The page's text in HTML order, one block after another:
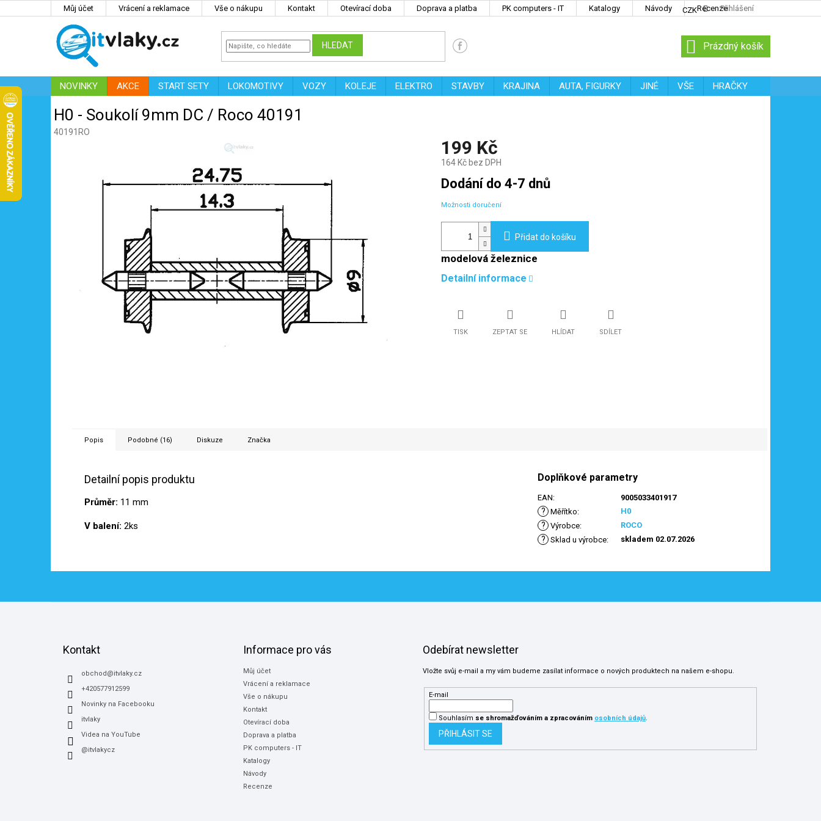
Můj účet Vrácení a reklamace Vše o nákupu Kontakt Otevírací doba Doprava a platba PK computers - IT Katalogy Návody Recenze
CZK Přihlášení
HLEDAT
NÁKUPNÍ
KOŠÍK
Prázdný košík
NOVINKY AKCE START SETY LOKOMOTIVY VOZY KOLEJE ELEKTRO STAVBY KRAJINA AUTA, FIGURKY JINÉ VŠE
HRAČKY
H0 - Soukolí 9mm DC / Roco 40191
40191RO
199 Kč
164 Kč bez DPH
Měrná
cena:
Dodání do 4-7 dnů
Možnosti doručení
Přidat do košíku
modelová železnice
Detailní informace
TISK ZEPTAT SE HLÍDAT SDÍLET
Popis Podobné (16) Diskuze Značka
Detailní popis produktu
Průměr: 11 mm
V balení: 2ks
Doplňkové parametry
EAN: 9005033401917
? Měřítko: H0
? Výrobce: ROCO
? Sklad u výrobce: skladem 02.07.2026
Kontakt
obchod@itvlaky.cz
+420577912599
Novinky na Facebooku
itvlaky
Videa na YouTube
@itvlakycz
Informace pro vás
Můj účet
Vrácení a reklamace
Vše o nákupu
Kontakt
Otevírací doba
Doprava a platba
PK computers - IT
Katalogy
Návody
Recenze
Odebírat newsletter
Vložte svůj e-mail a my vám budeme zasílat informace o nových produktech na našem e-shopu.
E-mail
Souhlasím se shromažďováníma zpracováním osobních údajů.
PŘIHLÁSIT SE